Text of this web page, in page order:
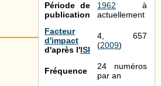
Période de
publication
1962 à
actuellement
Facteur
d'impact
d'après l'ISI
4, 657
(2009)
Fréquence
24 numéros
par an